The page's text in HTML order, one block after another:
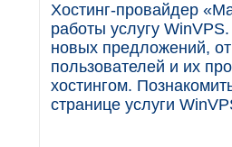
Хостинг-провайдер
работы услугу
новых предложений,
пользователей и их
хостингом.
странице услуги